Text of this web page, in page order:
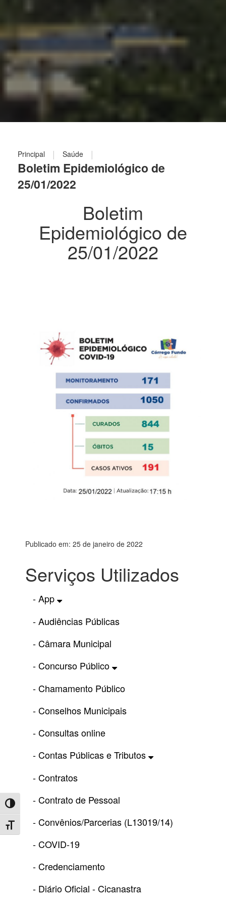
Toggle High Contrast
Toggle Font size
Principal | Saúde |
Boletim Epidemiológico de
25/01/2022
Boletim
Epidemiológico de
25/01/2022
Publicado em: 25 de janeiro de 2022
Serviços Utilizados
- App
- Audiências Públicas
- Câmara Municipal
- Concurso Público
- Chamamento Público
- Conselhos Municipais
- Consultas online
- Contas Públicas e Tributos
- Contratos
- Contrato de Pessoal
- Convênios/Parcerias (L13019/14)
- COVID-19
- Credenciamento
- Diário Oficial - Cicanastra